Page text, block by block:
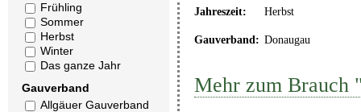
Frühling
Sommer
Herbst
Winter
Das ganze Jahr
Gauverband
Allgäuer Gauverband
Jahreszeit: Herbst
Gauverband: Donaugau
Mehr zum Brauch